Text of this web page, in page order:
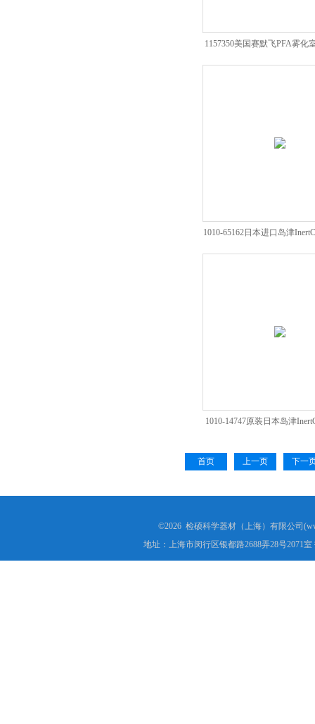
1157350美国赛默飞PFA雾化
耗材
1010-65162日本进口岛津
销商特惠价
1010-14747原装日本岛津
首页
上一页 下一
©2026 检硕科学器材（上海）有限公司
地址：上海市闵行区银都路2688弄28号2071